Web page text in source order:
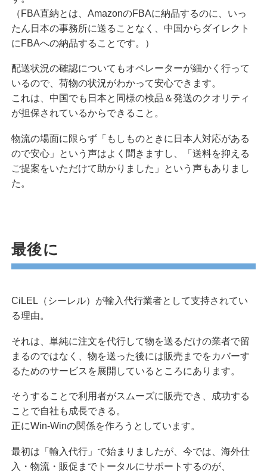
（FBA直納とは、AmazonのFBAに納品するのに、いっ
たん日本の事務所に送ることなく、中国からダイレクト
にFBAへの納品することです。）
配送状況の確認についてもオペレーターが細かく行って
いるので、荷物の状況がわかって安心できます。
これは、中国でも日本と同様の検品＆発送のクオリティ
が担保されているからできること。
物流の場面に限らず「もしものときに日本人対応がある
ので安心」という声はよく聞きますし、「送料を抑える
ご提案をいただけて助かりました」という声もありまし
た。
最後に
CiLEL（シーレル）が輸入代行業者として支持されてい
る理由。
それは、単純に注文を代行して物を送るだけの業者で留
まるのではなく、物を送った後には販売までをカバーす
るためのサービスを展開しているところにあります。
そうすることで利用者がスムーズに販売でき、成功する
ことで自社も成長できる。
正にWin-Winの関係を作ろうとしています。
最初は「輸入代行」で始まりましたが、今では、海外仕
入・物流・販促までトータルにサポートするのが、